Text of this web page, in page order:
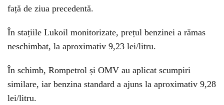
față de ziua precedentă.
În stațiile Lukoil monitorizate, prețul benzinei a rămas
neschimbat, la aproximativ 9,23 lei/litru.
În schimb, Rompetrol și OMV au aplicat scumpiri
similare, iar benzina standard a ajuns la aproximativ 9,28
lei/litru.